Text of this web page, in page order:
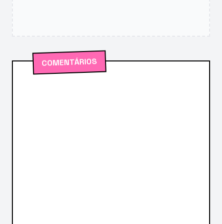
COMENTÁRIOS